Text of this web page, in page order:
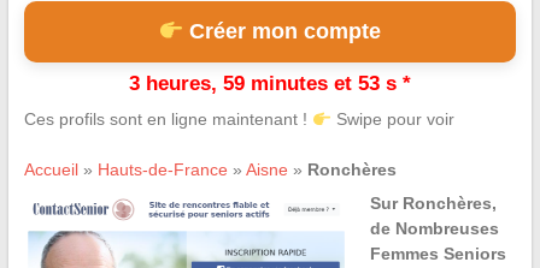
Créer mon compte
3 heures, 59 minutes et 53 s *
Ces profils sont en ligne maintenant ! Swipe pour voir
Accueil» Hauts-de-France » Aisne » Ronchères
Sur Ronchères,
de Nombreuses
Femmes Seniors